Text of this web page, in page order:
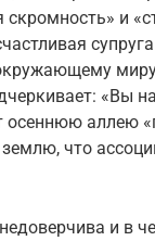
скромность» и
«Вы
аллею
что
и в